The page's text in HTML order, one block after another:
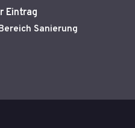
Eintrag
Sanierung